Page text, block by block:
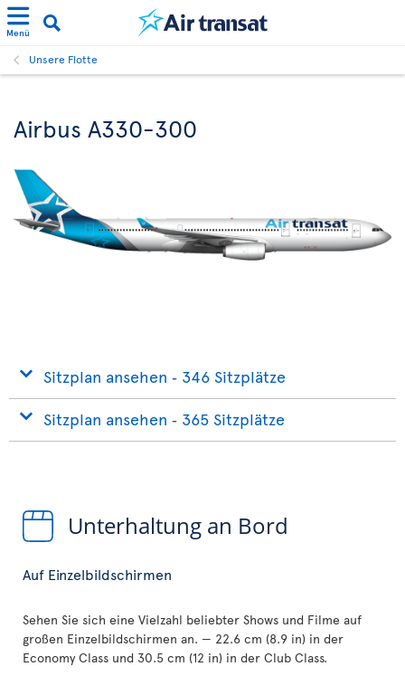
Menü
Unsere Flotte
Airbus A330-300
Sitzplan ansehen ‐ 346 Sitzplätze
Sitzplan ansehen ‐ 365 Sitzplätze
Unterhaltung an Bord
Auf Einzelbildschirmen
Sehen Sie sich eine Vielzahl beliebter Shows und Filme auf
großen Einzelbildschirmen an. — 22.6 cm (8.9 in) in der
Economy Class und 30.5 cm (12 in) in der Club Class.